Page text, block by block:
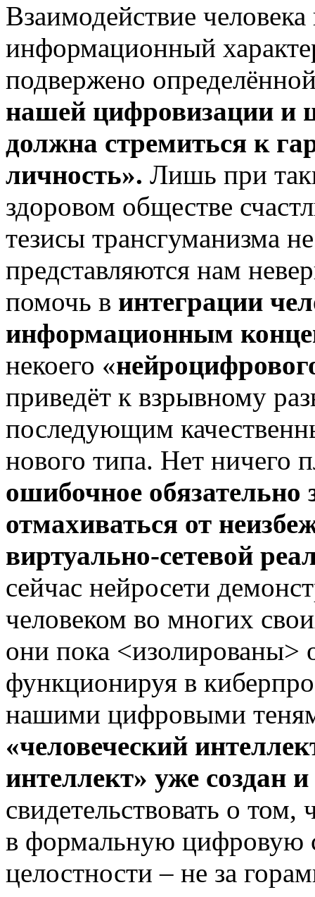
Взаимодействие
информационный
подвержено
нашей цифровизации и
должна стремиться к
личность». Лишь при
здоровом обществе
тезисы трансгуманизма
представляются нам
помочь в интеграции
информационным
некоего «
приведёт к взрывному
последующим
нового типа. Нет ничего
ошибочное
отмахиваться от
виртуально-сетевой
сейчас нейросети
человеком во многих
они пока <изолированы>
функционируя в
нашими цифровыми
«человеческий
интеллект» уже создан и
свидетельствовать о том,
в формальную цифровую
целостности – не за